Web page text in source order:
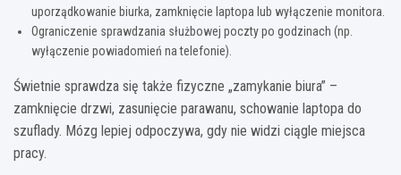
uporządkowanie biurka, zamknięcie laptopa lub wyłączenie monitora.
Ograniczenie sprawdzania służbowej poczty po godzinach (np.
wyłączenie powiadomień na telefonie).
Świetnie sprawdza się także fizyczne „zamykanie biura” –
zamknięcie drzwi, zasunięcie parawanu, schowanie laptopa do
szuflady. Mózg lepiej odpoczywa, gdy nie widzi ciągle miejsca
pracy.